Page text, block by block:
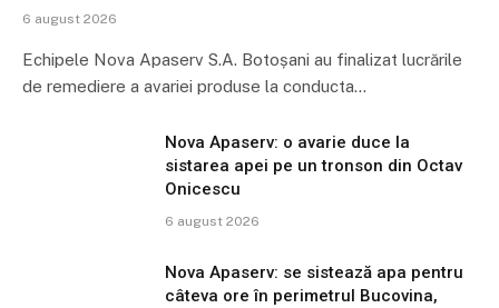
6 august 2026
Echipele Nova Apaserv S.A. Botoșani au finalizat lucrările
de remediere a avariei produse la conducta…
Nova Apaserv: o avarie duce la
sistarea apei pe un tronson din Octav
Onicescu
6 august 2026
Nova Apaserv: se sistează apa pentru
câteva ore în perimetrul Bucovina,